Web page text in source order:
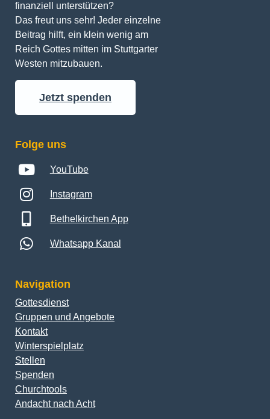
finanziell unterstützen?
Das freut uns sehr! Jeder einzelne
Beitrag hilft, ein klein wenig am
Reich Gottes mitten im Stuttgarter
Westen mitzubauen.
Jetzt spenden
Folge uns
YouTube
Instagram
Bethelkirchen App
Whatsapp Kanal
Navigation
Gottesdienst
Gruppen und Angebote
Kontakt
Winterspielplatz
Stellen
Spenden
Churchtools
Andacht nach Acht